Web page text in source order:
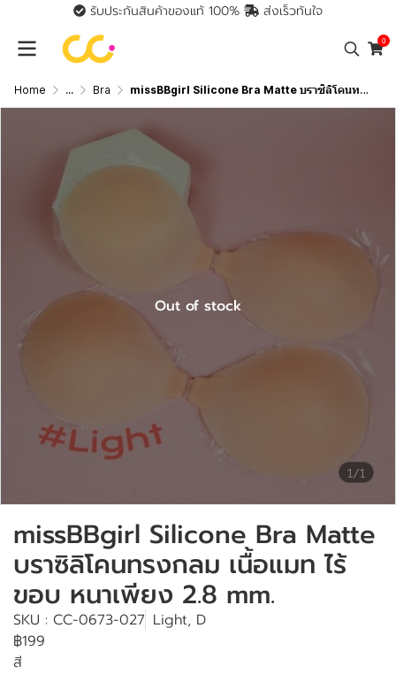
รับประกันสินค้าของแท้ 100% ส่งเร็วทันใจ
0
Home ... Bra missBBgirl Silicone Bra Matte บราซิลิโคนทรงกลม เนื้อแมท ไร้ขอบ หนาเพียง 2.8 mm.
1/1
Out of stock
missBBgirl Silicone Bra Matte
บราซิลิโคนทรงกลม เนื้อแมท ไร้
ขอบ หนาเพียง 2.8 mm.
SKU : CC-0673-027 Light, D
฿199
สี